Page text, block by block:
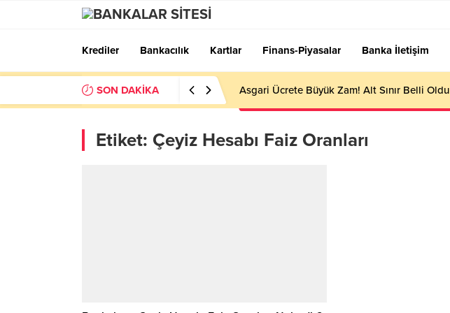
Krediler Bankacılık Kartlar Finans-Piyasalar Banka İletişim
SON DAKİKA Asgari Ücrete Büyük Zam! Alt Sınır Belli Oldu
Etiket: Çeyiz Hesabı Faiz Oranları